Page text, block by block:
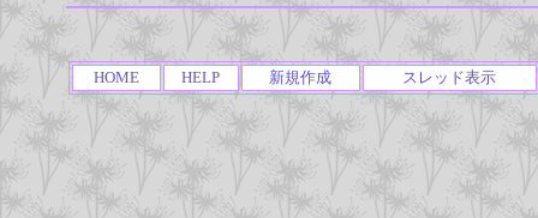
HOME HELP 新規作成 スレッド表示